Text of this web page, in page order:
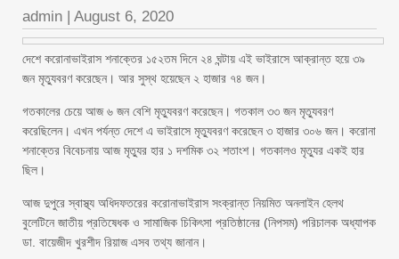
admin | August 6, 2020
দেশে করোনাভাইরাস শনাক্তের ১৫২তম দিনে ২৪ ঘন্টায় এই ভাইরাসে আক্রান্ত হয়ে ৩৯
জন মৃত্যুবরণ করেছেন। আর সুস্থ হয়েছেন ২ হাজার ৭৪ জন।
গতকালের চেয়ে আজ ৬ জন বেশি মৃত্যুবরণ করেছেন। গতকাল ৩৩ জন মৃত্যুবরণ
করেছিলেন। এখন পর্যন্ত দেশে এ ভাইরাসে মৃত্যুবরণ করেছেন ৩ হাজার ৩০৬ জন। করোনা
শনাক্তের বিবেচনায় আজ মৃত্যুর হার ১ দশমিক ৩২ শতাংশ। গতকালও মৃত্যুর একই হার
ছিল।
আজ দুপুরে স্বাস্থ্য অধিদফতরের করোনাভাইরাস সংক্রান্ত নিয়মিত অনলাইন হেলথ
বুলেটিনে জাতীয় প্রতিষেধক ও সামাজিক চিকিৎসা প্রতিষ্ঠানের (নিপসম) পরিচালক অধ্যাপক
ডা. বায়েজীদ খুরশীদ রিয়াজ এসব তথ্য জানান।